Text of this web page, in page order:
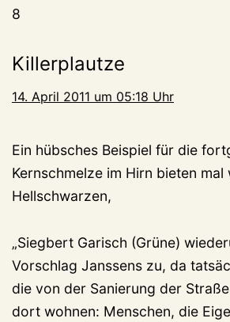
8
Killerplautze
14. April 2011 um 05:18 Uhr
Ein hübsches Beispiel für die
Kernschmelze im Hirn bieten mal
Hellschwarzen,
„Siegbert Garisch (Grüne)
Vorschlag Janssens zu, da
die von der Sanierung der
dort wohnen: Menschen, die